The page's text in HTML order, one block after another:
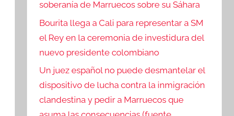
soberanía de Marruecos sobre su Sáhara
Bourita llega a Cali para representar a SM
el Rey en la ceremonia de investidura del
nuevo presidente colombiano
Un juez español no puede desmantelar el
dispositivo de lucha contra la inmigración
clandestina y pedir a Marruecos que